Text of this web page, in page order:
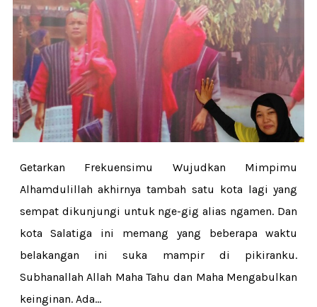
Getarkan Frekuensimu Wujudkan Mimpimu
Alhamdulillah akhirnya tambah satu kota lagi yang
sempat dikunjungi untuk nge-gig alias ngamen. Dan
kota Salatiga ini memang yang beberapa waktu
belakangan ini suka mampir di pikiranku.
Subhanallah Allah Maha Tahu dan Maha Mengabulkan
keinginan. Ada...